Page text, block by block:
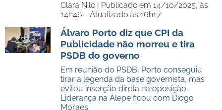
Clara Nilo | Publicado em 14/10/2025, às
14h46 - Atualizado às 16h17
Álvaro Porto diz que CPI da
Publicidade não morreu e tira
PSDB do governo
Em reunião do PSDB, Porto conseguiu
tirar a legenda da base governista, mas
evitou inserção direta na oposição.
Liderança na Alepe ficou com Diogo
Moraes